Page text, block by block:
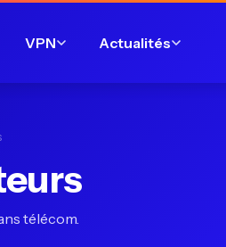
VPN Actualités
télécom.